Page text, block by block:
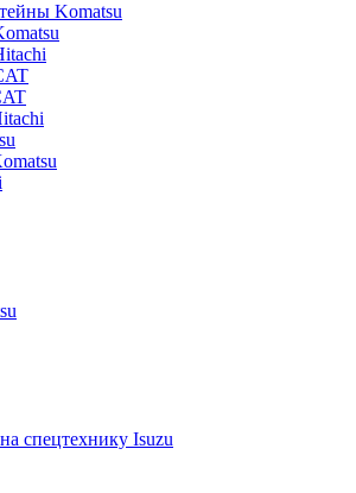
Komatsu
спецтехнику Isuzu